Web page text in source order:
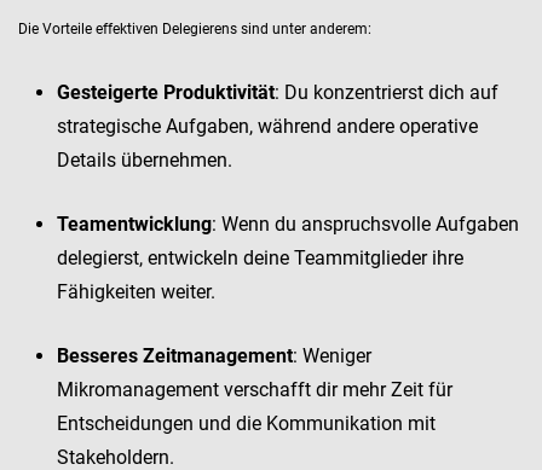
Die Vorteile effektiven Delegierens sind unter anderem:
Gesteigerte Produktivität: Du konzentrierst dich auf
strategische Aufgaben, während andere operative
Details übernehmen.
Teamentwicklung: Wenn du anspruchsvolle Aufgaben
delegierst, entwickeln deine Teammitglieder ihre
Fähigkeiten weiter.
Besseres Zeitmanagement: Weniger
Mikromanagement verschafft dir mehr Zeit für
Entscheidungen und die Kommunikation mit
Stakeholdern.